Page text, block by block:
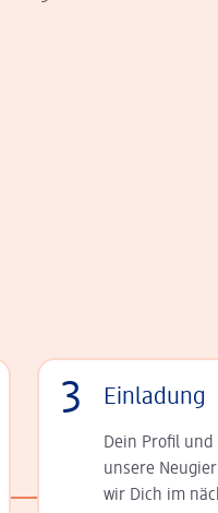
3 Einladung
Dein Profil und
unsere
wir Dich im